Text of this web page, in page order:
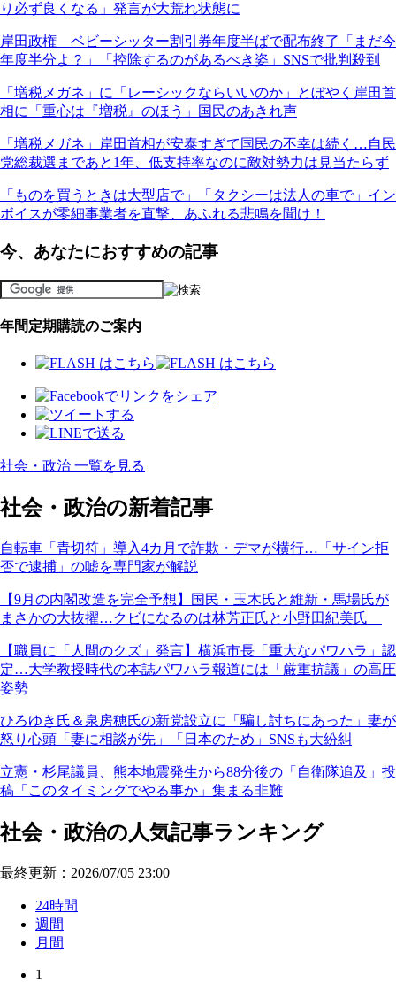
り必ず良くなる」発言が大荒れ状態に
岸田政権 ベビーシッター割引券年度半ばで配布終了「まだ今
年度半分よ？」「控除するのがあるべき姿」SNSで批判殺到
「増税メガネ」に「レーシックならいいのか」とぼやく岸田首
相に「重心は『増税』のほう」国民のあきれ声
「増税メガネ」岸田首相が安泰すぎて国民の不幸は続く…自民
党総裁選まであと1年、低支持率なのに敵対勢力は見当たらず
「ものを買うときは大型店で」「タクシーは法人の車で」イン
ボイスが零細事業者を直撃、あふれる悲鳴を聞け！
今、あなたにおすすめの記事
年間定期購読のご案内
社会・政治 一覧を見る
社会・政治の新着記事
自転車「青切符」導入4カ月で詐欺・デマが横行…「サイン拒
否で逮捕」の嘘を専門家が解説
【9月の内閣改造を完全予想】国民・玉木氏と維新・馬場氏が
まさかの大抜擢…クビになるのは林芳正氏と小野田紀美氏
【職員に「人間のクズ」発言】横浜市長「重大なパワハラ」認
定…大学教授時代の本誌パワハラ報道には「厳重抗議」の高圧
姿勢
ひろゆき氏＆泉房穂氏の新党設立に「騙し討ちにあった」妻が
怒り心頭「妻に相談が先」「日本のため」SNSも大紛糾
立憲・杉尾議員、熊本地震発生から88分後の「自衛隊追及」投
稿「このタイミングでやる事か」集まる非難
社会・政治の人気記事ランキング
最終更新：2026/07/05 23:00
24時間
週間
月間
1